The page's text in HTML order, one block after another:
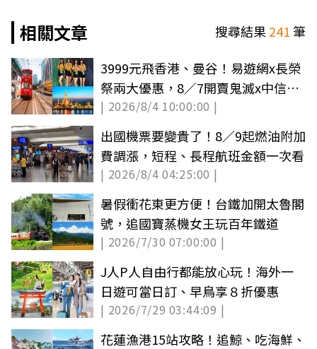
相關文章
搜尋結果241筆
3999元飛香港、曼谷！易遊網x長榮
祭兩大優惠，8／7開賣鬼滅x中信兄
弟VIP套票
| 2026/8/4 10:00:00 |
出國機票要變貴了！8／9起燃油附加
費調漲，短程、長程航班金額一次看
| 2026/8/4 04:25:00 |
暑假衝花東更方便！台鐵加開太魯閣
號，追國寶蒸機女王玩百年鐵道
| 2026/7/30 07:00:00 |
J人P人自由行都能放心玩！海外一
日遊可當日訂、早鳥享８折優惠
| 2026/7/29 03:44:09 |
花蓮漁港15站攻略！追鯨、吃海鮮、